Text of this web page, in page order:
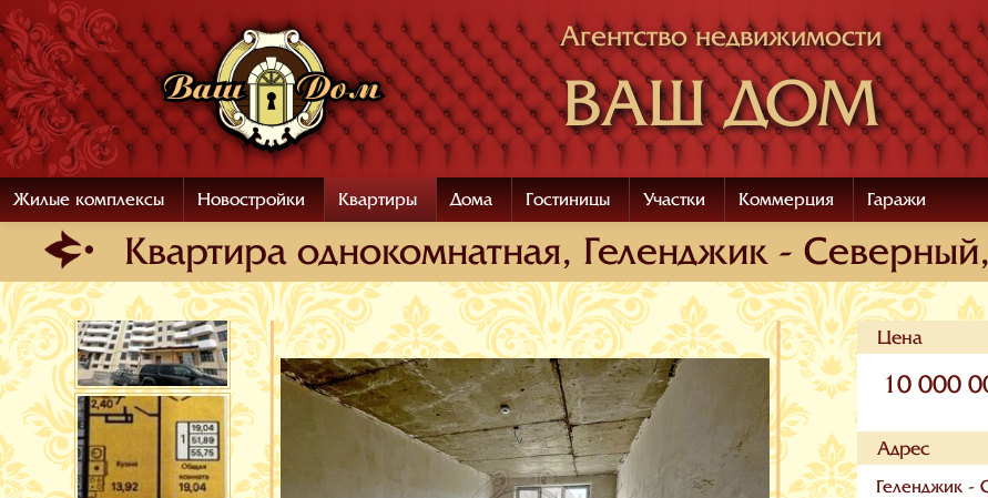
Агентство недвижимости
ВАШ ДОМ
Жилые комплексы Новостройки Квартиры Дома Гостиницы Участки Коммерция Гаражи
Квартира oднокомнатная, Геленджик -
Цена
10 000
Адрес
Геленджик -